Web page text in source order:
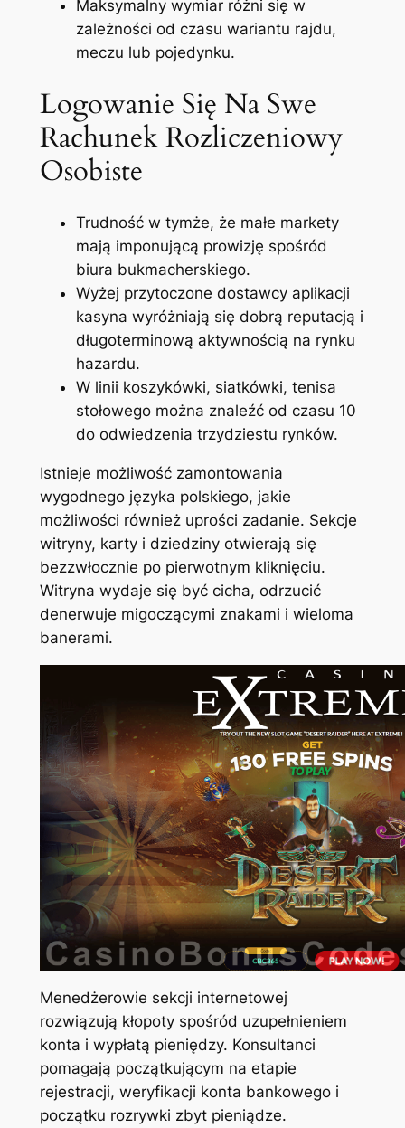
Maksymalny wymiar różni się w
zależności od czasu wariantu rajdu,
meczu lub pojedynku.
Logowanie Się Na Swe
Rachunek Rozliczeniowy
Osobiste
Trudność w tymże, że małe markety
mają imponującą prowizję spośród
biura bukmacherskiego.
Wyżej przytoczone dostawcy aplikacji
kasyna wyróżniają się dobrą reputacją i
długoterminową aktywnością na rynku
hazardu.
W linii koszykówki, siatkówki, tenisa
stołowego można znaleźć od czasu 10
do odwiedzenia trzydziestu rynków.
Istnieje możliwość zamontowania
wygodnego języka polskiego, jakie
możliwości również uprości zadanie. Sekcje
witryny, karty i dziedziny otwierają się
bezzwłocznie po pierwotnym kliknięciu.
Witryna wydaje się być cicha, odrzucić
denerwuje migoczącymi znakami i wieloma
banerami.
Menedżerowie sekcji internetowej
rozwiązują kłopoty spośród uzupełnieniem
konta i wypłatą pieniędzy. Konsultanci
pomagają początkującym na etapie
rejestracji, weryfikacji konta bankowego i
początku rozrywki zbyt pieniądze.